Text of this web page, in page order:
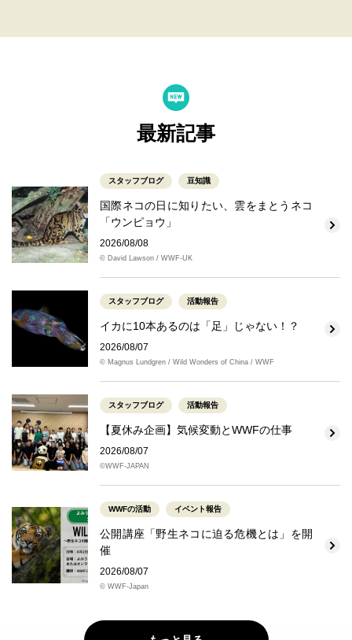
最新記事
スタッフブログ 豆知識
国際ネコの日に知りたい、雲をまとうネコ
「ウンピョウ」
2026/08/08
© David Lawson / WWF-UK
スタッフブログ 活動報告
イカに10本あるのは「足」じゃない！？
2026/08/07
© Magnus Lundgren / Wild Wonders of China / WWF
スタッフブログ 活動報告
【夏休み企画】気候変動とWWFの仕事
2026/08/07
©WWF-JAPAN
WWFの活動 イベント報告
公開講座「野生ネコに迫る危機とは」を開
催
2026/08/07
© WWF-Japan